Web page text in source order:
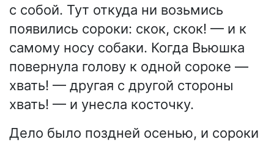
с собой. Тут откуда ни возьмись
появились сороки: скок, скок! — и к
самому носу собаки. Когда Вьюшка
повернула голову к одной сороке —
хвать! — другая с другой стороны
хвать! — и унесла косточку.
Дело было поздней осенью, и сороки